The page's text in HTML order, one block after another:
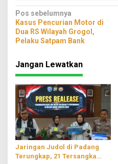
Navigasi
pos
Pos sebelumnya
Kasus Pencurian Motor di
Dua RS Wilayah Grogol,
Pelaku Satpam Bank
Jangan Lewatkan
Jaringan Judol di Padang
Terungkap, 21 Tersangka